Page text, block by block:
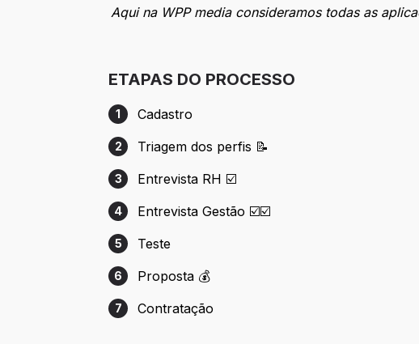
Aqui na WPP media consideramos todas as
ETAPAS DO PROCESSO
Etapa 1: Cadastro
1 Cadastro
Etapa 2: Triagem dos perfis 📝
2 Triagem dos perfis 📝
Etapa 3: Entrevista RH ☑️
3 Entrevista RH ☑️
Etapa 4: Entrevista Gestão ☑️☑️
4 Entrevista Gestão ☑️☑️
Etapa 5: Teste
5 Teste
Etapa 6: Proposta 💰
6 Proposta 💰
Etapa 7: Contratação
7 Contratação